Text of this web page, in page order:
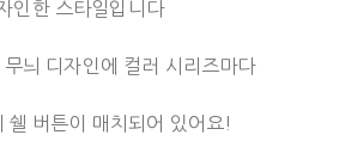
인한 스타일입니다
무늬 디자인에 컬러 시리즈마다
쉘 버튼이 매치되어 있어요!